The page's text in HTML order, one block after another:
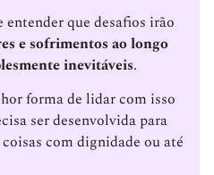
que desafios irão
e sofrimentos ao longo
inevitáveis.
forma de lidar com isso
ser desenvolvida para
com dignidade ou até